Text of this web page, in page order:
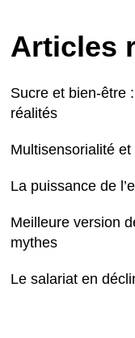
Articles
Sucre et bien-être
réalités
Multisensorialité
La puissance de
Meilleure version
mythes
Le salariat en